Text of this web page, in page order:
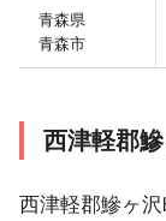
青森県
青森市
西津軽郡
西津軽郡鰺ヶ